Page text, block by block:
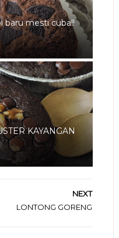
baru mesti cuba!!
KAYANGAN
NEXT
LONTONG GORENG